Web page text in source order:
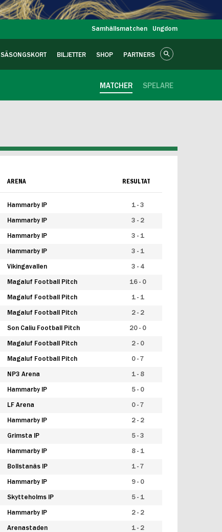
Samhällsmatchen Ungdom
SÄSONGSKORT BILJETTER SHOP PARTNERS
SPELARE
MATCHER
ARENA RESULTAT
Hammarby IP 1 - 3
Hammarby IP 3 - 2
Hammarby IP 3 - 1
Hammarby IP 3 - 1
Vikingavallen 3 - 4
Magaluf Football Pitch 16 - 0
Magaluf Football Pitch 1 - 1
Magaluf Football Pitch 2 - 2
Son Caliu Football Pitch 20 - 0
Magaluf Football Pitch 2 - 0
Magaluf Football Pitch 0 - 7
NP3 Arena 1 - 8
Hammarby IP 5 - 0
LF Arena 0 - 7
Hammarby IP 2 - 2
Grimsta IP 5 - 3
Hammarby IP 8 - 1
Bollstanäs IP 1 - 7
Hammarby IP 9 - 0
Skytteholms IP 5 - 1
Hammarby IP 2 - 2
Arenastaden 1 - 2